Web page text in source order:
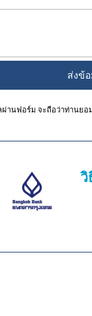
ผ่านฟอร์ม จะถือว่าท่านยอ
วิ